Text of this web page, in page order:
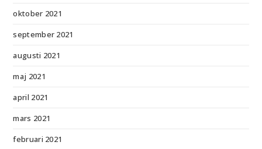
oktober 2021
september 2021
augusti 2021
maj 2021
april 2021
mars 2021
februari 2021